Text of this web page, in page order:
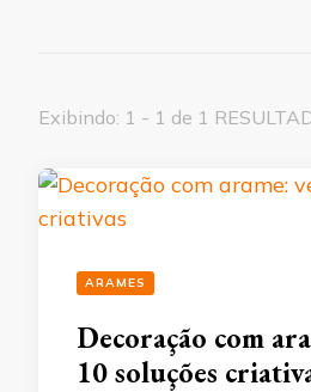
Exibindo: 1 - 1 de 1
ARAMES
Decoração com
10 soluções